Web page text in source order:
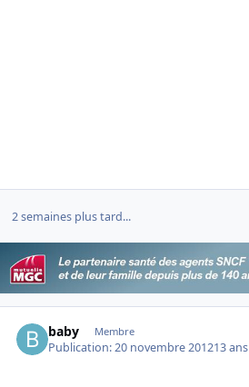
2 semaines plus tard...
baby Membre
Publication:20 novembre 201213 ans